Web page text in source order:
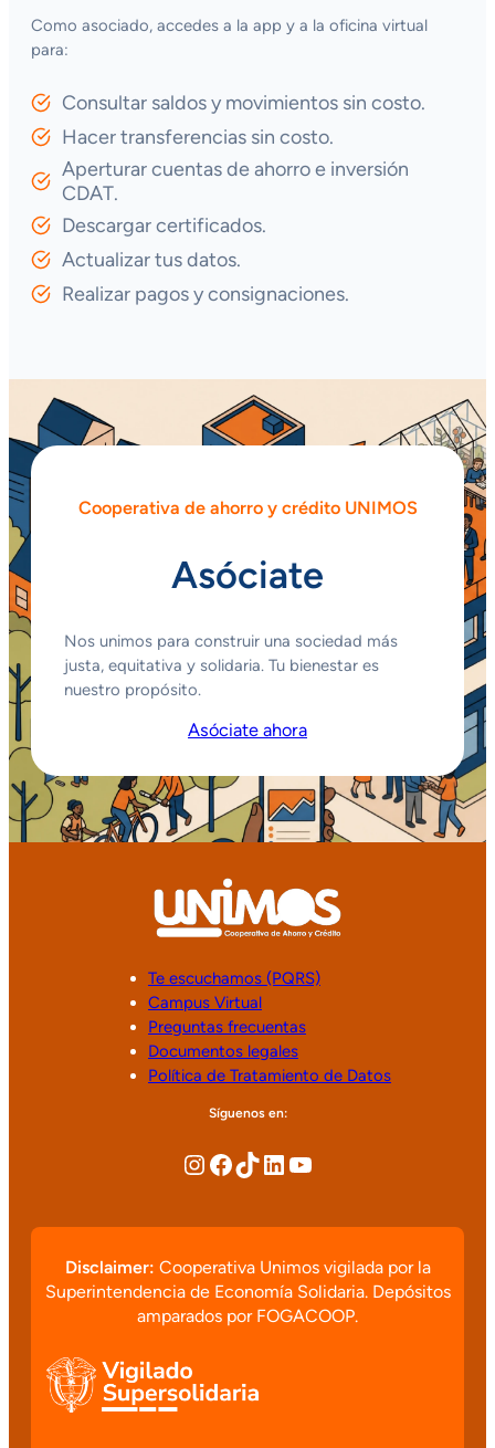
Como asociado, accedes a la app y a la oficina virtual
para:
Consultar saldos y movimientos sin costo.
Hacer transferencias sin costo.
Aperturar cuentas de ahorro e inversión
CDAT.
Descargar certificados.
Actualizar tus datos.
Realizar pagos y consignaciones.
Cooperativa de ahorro y crédito UNIMOS
Asóciate
Nos unimos para construir una sociedad más
justa, equitativa y solidaria. Tu bienestar es
nuestro propósito.
Asóciate ahora
Te escuchamos (PQRS)
Campus Virtual
Preguntas frecuentas
Documentos legales
Política de Tratamiento de Datos
Síguenos en:
Disclaimer: Cooperativa Unimos vigilada por la
Superintendencia de Economía Solidaria. Depósitos
amparados por FOGACOOP.